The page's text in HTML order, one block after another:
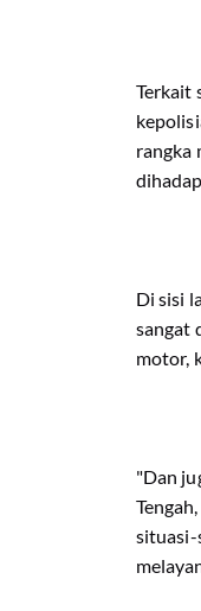
Terkait
rangka
Di sisi
sangat
motor,
"Dan
situasi-